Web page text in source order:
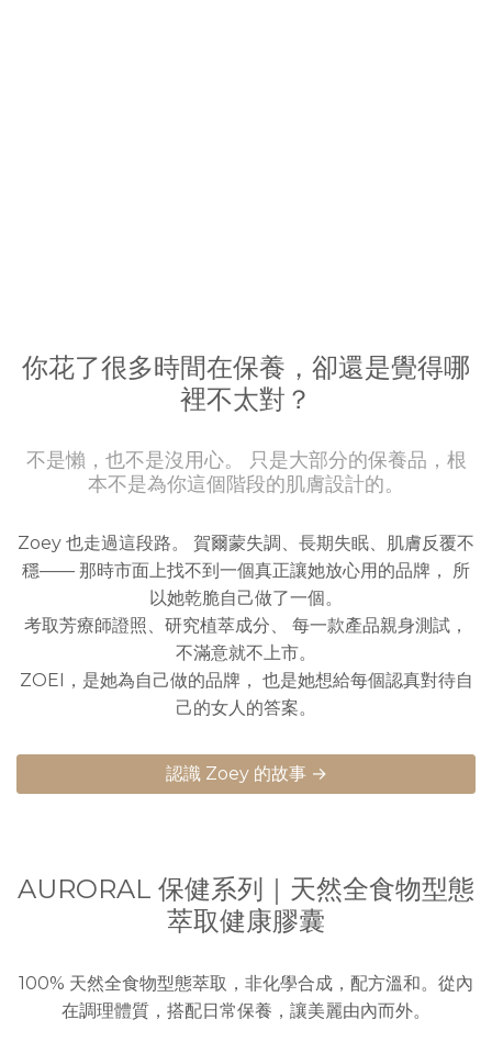
你花了很多時間在保養，卻還是覺得哪
裡不太對？
不是懶，也不是沒用心。 只是大部分的保養品，根
本不是為你這個階段的肌膚設計的。
Zoey 也走過這段路。 賀爾蒙失調、長期失眠、肌膚反覆不
穩—— 那時市面上找不到一個真正讓她放心用的品牌， 所
以她乾脆自己做了一個。
考取芳療師證照、研究植萃成分、 每一款產品親身測試，
不滿意就不上市。
ZOEI，是她為自己做的品牌， 也是她想給每個認真對待自
己的女人的答案。
認識 Zoey 的故事 →
AURORAL 保健系列｜天然全食物型態
萃取健康膠囊
100% 天然全食物型態萃取，非化學合成，配方溫和。從內
在調理體質，搭配日常保養，讓美麗由內而外。